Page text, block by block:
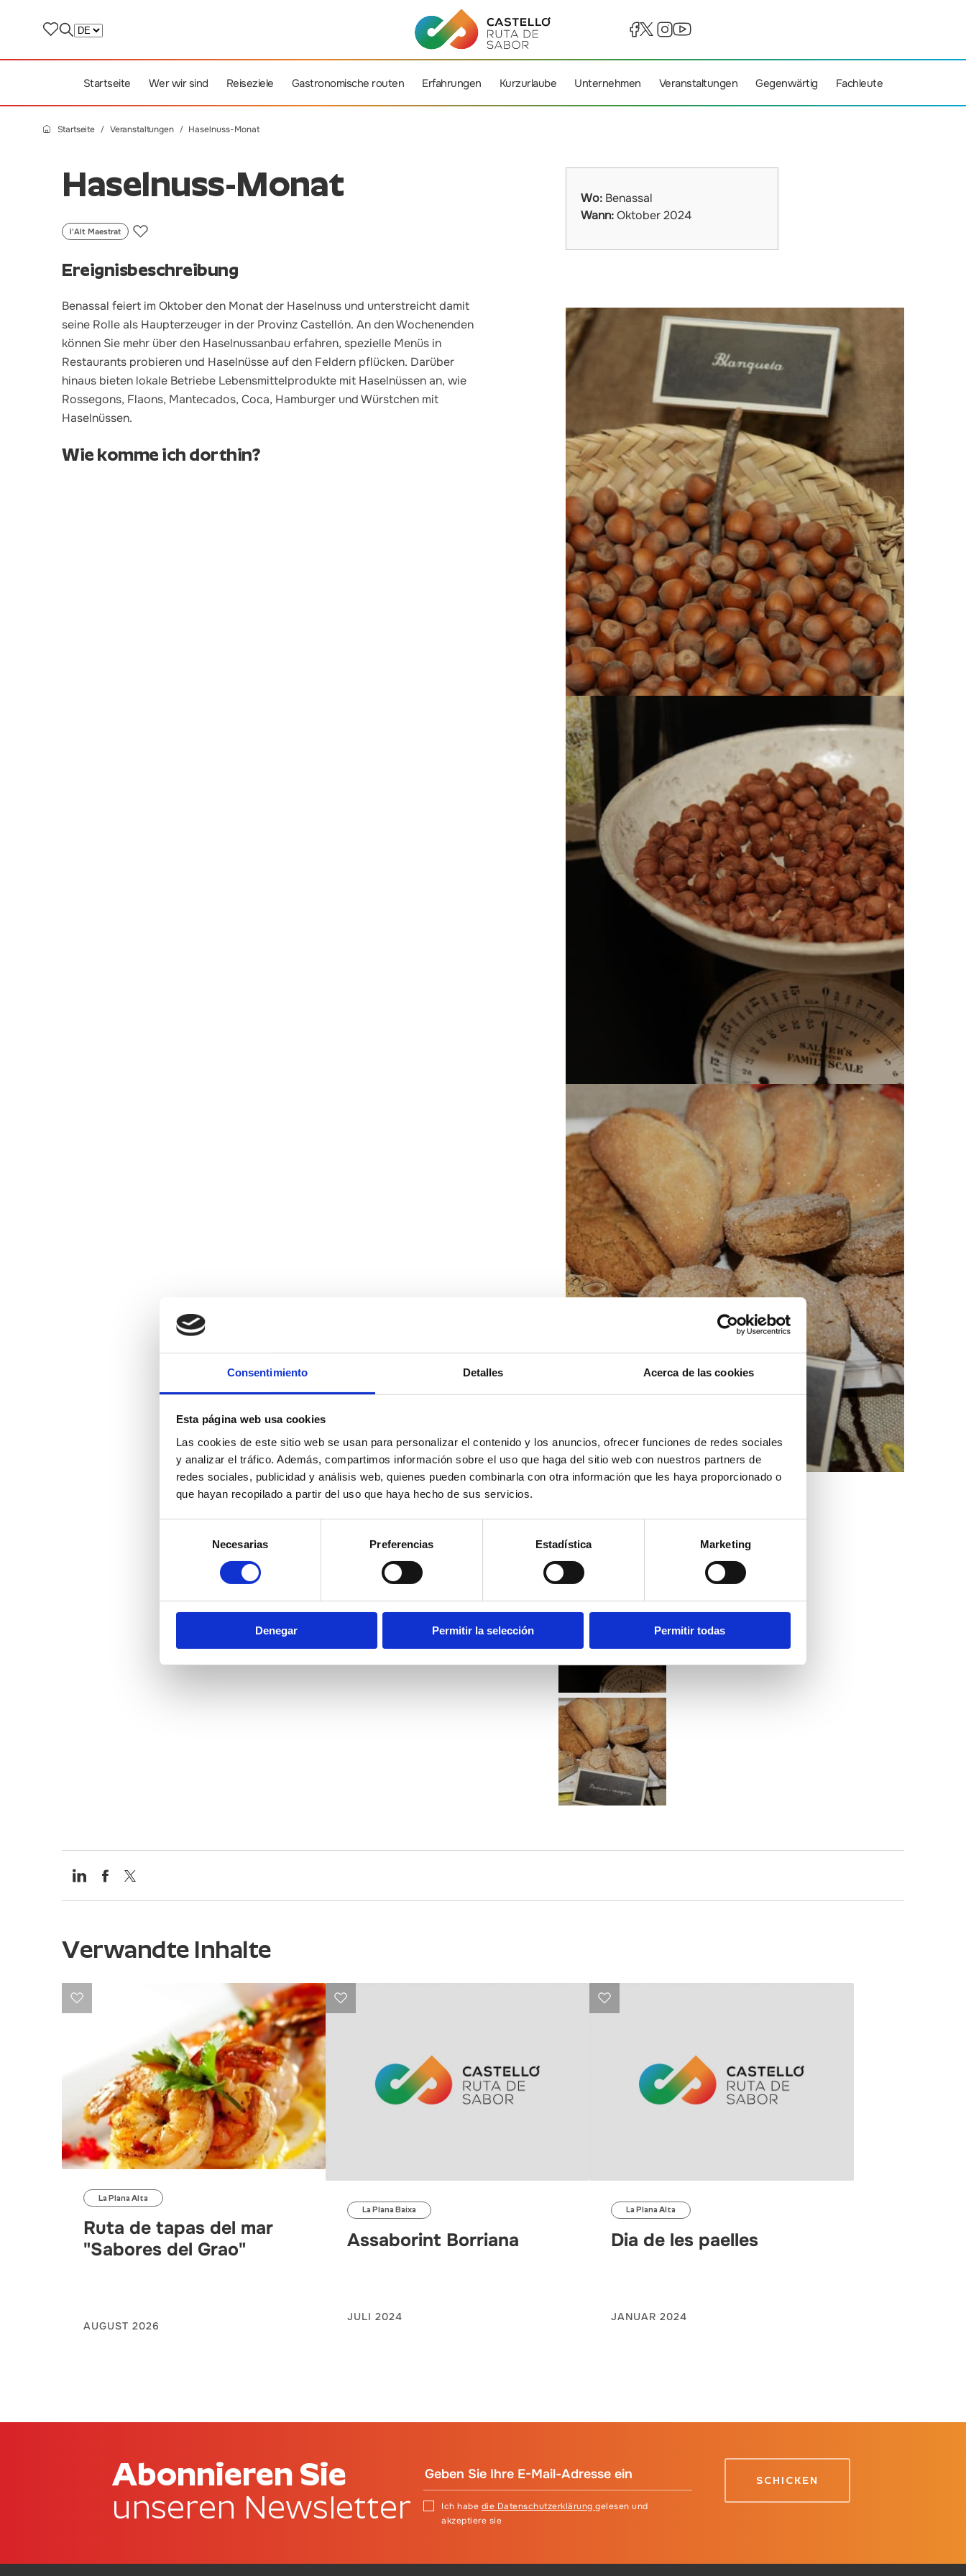
Consentimiento Detalles Acerca de las cookies
Esta página web usa cookies
Las cookies de este sitio web se usan para personalizar el contenido y los anuncios, ofrecer funciones de redes sociales
y analizar el tráfico. Además, compartimos información sobre el uso que haga del sitio web con nuestros partners de
redes sociales, publicidad y análisis web, quienes pueden combinarla con otra información que les haya proporcionado o
que hayan recopilado a partir del uso que haya hecho de sus servicios.
consentimiento
Necesarias Preferencias Estadística Marketing
Denegar Permitir la selección Permitir todas
Startseite Wer wir sind Reiseziele Gastronomische routen Erfahrungen Kurzurlaube Unternehmen Veranstaltungen Gegenwärtig Fachleute
Startseite Veranstaltungen Haselnuss-Monat
Haselnuss-Monat
l'Alt Maestrat
Ereignisbeschreibung
Benassal feiert im Oktober den Monat der Haselnuss und unterstreicht damit
seine Rolle als Haupterzeuger in der Provinz Castellón. An den Wochenenden
können Sie mehr über den Haselnussanbau erfahren, spezielle Menüs in
Restaurants probieren und Haselnüsse auf den Feldern pflücken. Darüber
hinaus bieten lokale Betriebe Lebensmittelprodukte mit Haselnüssen an, wie
Rossegons, Flaons, Mantecados, Coca, Hamburger und Würstchen mit
Haselnüssen.
Wie komme ich dorthin?
Wo: Benassal
Wann:Oktober 2024
Verwandte Inhalte
La Plana Alta
Ruta de tapas del mar
"Sabores del Grao"
AUGUST 2026
La Plana Baixa
Assaborint Borriana
JULI 2024
La Plana Alta
Dia de les paelles
JANUAR 2024
Abonnieren Sie
unseren Newsletter
Ich habe die Datenschutzerklärunggelesen und
akzeptiere sie